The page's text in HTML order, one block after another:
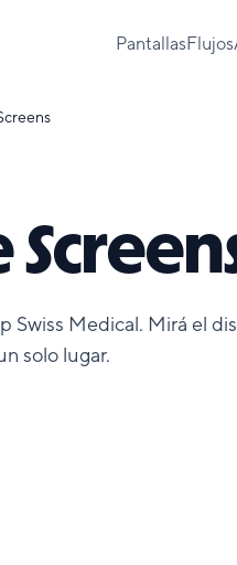
PantallasFlujos
Swiss Medical. Mirá el
solo lugar.